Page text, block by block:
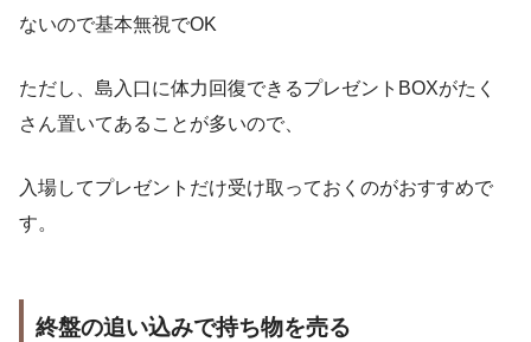
ないので基本無視でOK
ただし、島入口に体力回復できるプレゼントBOXがたく
さん置いてあることが多いので、
入場してプレゼントだけ受け取っておくのがおすすめで
す。
終盤の追い込みで持ち物を売る